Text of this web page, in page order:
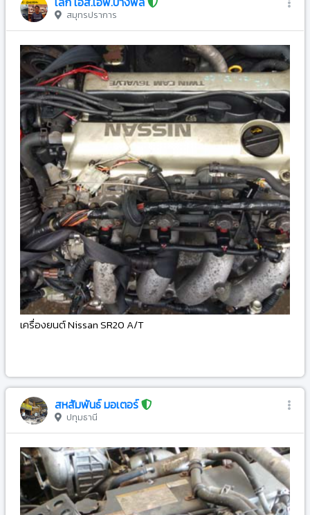
สมุทรปราการ
เครื่องยนต์ Nissan SR20 A/T
สหสัมพันธ์ มอเตอร์
ปทุมธานี